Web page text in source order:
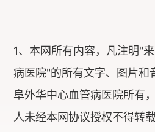
1、本网所有内容，凡注明"
病医院"的所有文字、图片和
阜外华中心血管病医院所有
人未经本网协议授权不得转